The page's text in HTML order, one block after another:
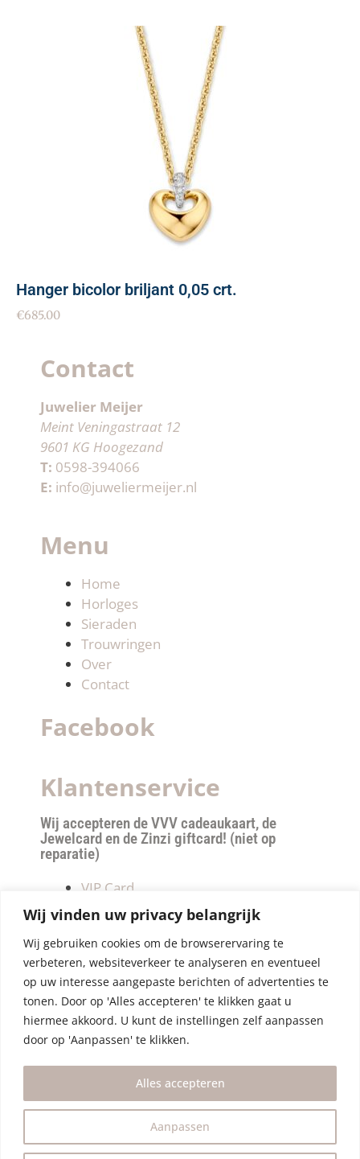
Wij vinden uw privacy belangrijk
Wij gebruiken cookies om de browserervaring te
verbeteren, websiteverkeer te analyseren en eventueel
op uw interesse aangepaste berichten of advertenties te
tonen. Door op 'Alles accepteren' te klikken gaat u
hiermee akkoord. U kunt de instellingen zelf aanpassen
door op 'Aanpassen' te klikken.
Aanpassen
Alles accepteren
Hanger bicolor briljant 0,05 crt.
€685.00
Contact
Juwelier Meijer
Meint Veningastraat 12
9601 KG Hoogezand
T: 0598-394066
E: info@juweliermeijer.nl
Menu
Home
Horloges
Sieraden
Trouwringen
Over
Contact
Facebook
Klantenservice
Wij accepteren de VVV cadeaukaart, de
Jewelcard en de Zinzi giftcard! (niet op
reparatie)
VIP Card
Retourneren
Betalen & verzendkosten
Privacy Policy
Algemene Voorwaarden